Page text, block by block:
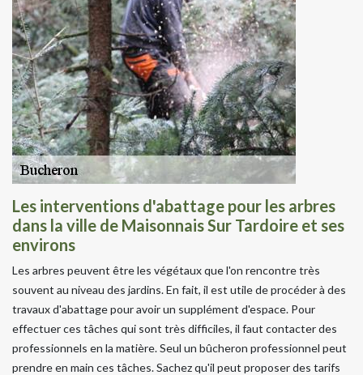
Les interventions d'abattage pour les arbres
dans la ville de Maisonnais Sur Tardoire et ses
environs
Les arbres peuvent être les végétaux que l'on rencontre très
souvent au niveau des jardins. En fait, il est utile de procéder à des
travaux d'abattage pour avoir un supplément d'espace. Pour
effectuer ces tâches qui sont très difficiles, il faut contacter des
professionnels en la matière. Seul un bûcheron professionnel peut
prendre en main ces tâches. Sachez qu'il peut proposer des tarifs